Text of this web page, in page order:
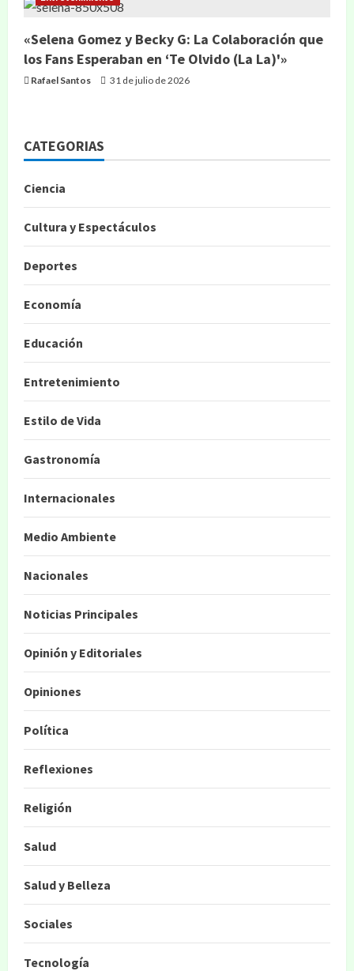
«Selena Gomez y Becky G: La Colaboración que
los Fans Esperaban en ‘Te Olvido (La La)'»
Rafael Santos 31 de julio de 2026
CATEGORIAS
Ciencia
Cultura y Espectáculos
Deportes
Economía
Educación
Entretenimiento
Estilo de Vida
Gastronomía
Internacionales
Medio Ambiente
Nacionales
Noticias Principales
Opinión y Editoriales
Opiniones
Política
Reflexiones
Religión
Salud
Salud y Belleza
Sociales
Tecnología